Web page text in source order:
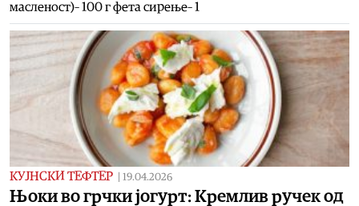
масленост)– 100 г фета сирење– 1
КУЈНСКИ ТЕФТЕР 19.04.2026
Њоки во грчки јогурт: Кремлив ручек од